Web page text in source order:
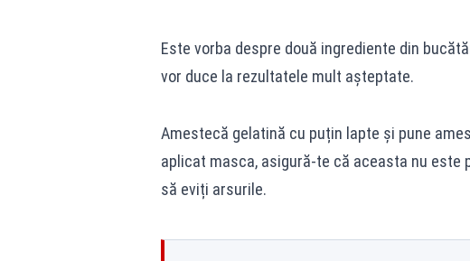
Este vorba despre două ingrediente din
vor duce la rezultatele mult așteptate.
Amestecă gelatină cu puțin lapte și pune
aplicat masca, asigură-te că aceasta nu este
să eviți arsurile.